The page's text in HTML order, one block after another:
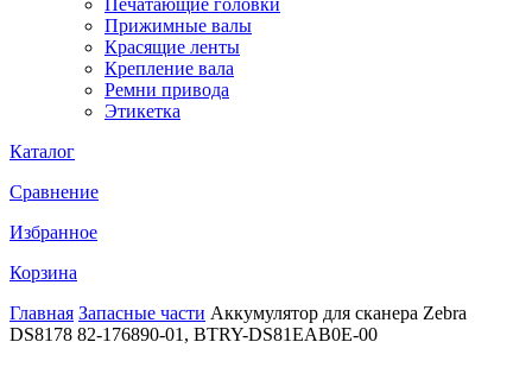
Печатающие головки
Прижимные валы
Красящие ленты
Крепление вала
Ремни привода
Этикетка
Каталог
Сравнение
Избранное
Корзина
Главная Запасные части Аккумулятор для сканера Zebra
DS8178 82-176890-01, BTRY-DS81EAB0E-00